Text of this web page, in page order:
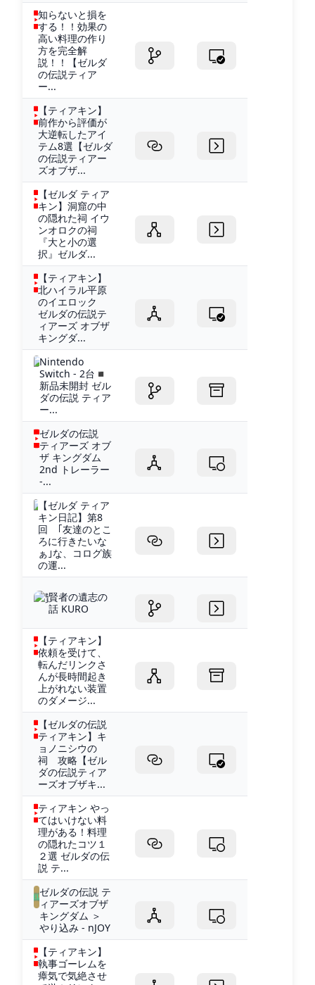
知らないと損を
する！！効果の
高い料理の作り
方を完全解
説！！【ゼルダ
の伝説ティア
ー...
【ティアキン】
前作から評価が
大逆転したアイ
テム8選【ゼルダ
の伝説ティアー
ズオブザ...
【ゼルダ ティア
キン】洞窟の中
の隠れた祠 イウ
ンオロクの祠
『大と小の選
択』ゼルダ...
【ティアキン】
北ハイラル平原
のイエロック
ゼルダの伝説テ
ィアーズ オブザ
キングダ...
Nintendo
Switch - 2台◾️
新品未開封 ゼル
ダの伝説 ティア
ー...
ゼルダの伝説
ティアーズ オブ
ザ キングダム
2nd トレーラー
-...
【ゼルダ ティア
キン日記】第8
回 ｢友達のとこ
ろに行きたいな
ぁ｣な、コログ族
の運...
賢者の遺志の
話 KURO
【ティアキン】
依頼を受けて、
転んだリンクさ
んが長時間起き
上がれない装置
のダメージ...
【ゼルダの伝説
ティアキン】キ
ョノニシウの
祠 攻略【ゼル
ダの伝説ティア
ーズオブザキ...
ティアキン やっ
てはいけない料
理がある！料理
の隠れたコツ１
２選 ゼルダの伝
説 テ...
ゼルダの伝説 テ
ィアーズオブザ
キングダム ＞
やり込み - nJOY
【ティアキン】
執事ゴーレムを
瘴気で気絶させ